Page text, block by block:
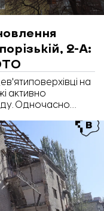
2-А:
на
активно
Одночасно
Про це
Запоріжжя».